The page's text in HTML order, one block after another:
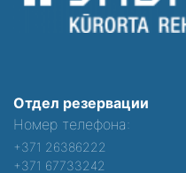
Отдел резервации
Номер телефона:
+371 26386222
+371 67733242